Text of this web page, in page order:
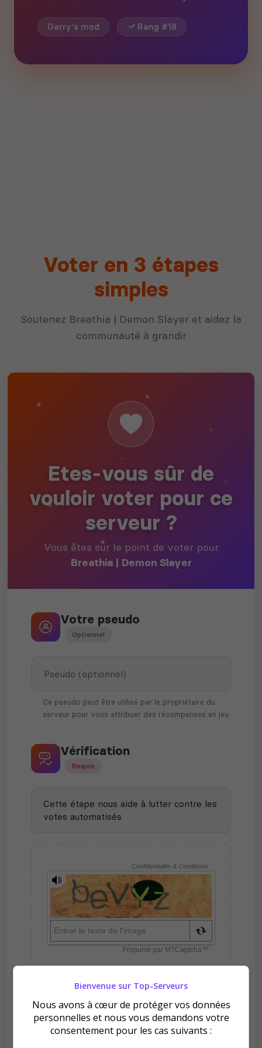
Garry's mod Rang #18
Voter en 3 étapes
simples
Soutenez Breathia | Demon Slayer et aidez la
communauté à grandir
Etes-vous sûr de
vouloir voter pour ce
serveur ?
Vous êtes sur le point de voter pour
Breathia | Demon Slayer
Votre pseudo
Optionnel
Ce pseudo peut être utilisé par le propriétaire du
serveur pour vous attribuer des récompenses en jeu
Vérification
Requis
Cette étape nous aide à lutter contre les
votes automatisés
Pourquoi voter pour Breathia
| Demon Slayer ?
Bienvenue sur Top-Serveurs
Nous avons à cœur de protéger vos données
personnelles et nous vous demandons votre
consentement pour les cas suivants :